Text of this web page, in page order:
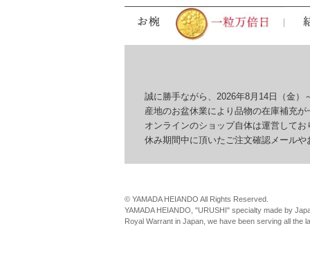
誠に勝手ながら、2026年8月14日（金）
産地のお盆休業により品物の在庫補充が
オンラインのショップ自体は運営してお
休み期間中に頂いたご注文確認メールや
© YAMADA HEIANDO All Rights Reserved.
YAMADA HEIANDO, "URUSHI" specialty made by
Royal Warrant in Japan, we have been serving all the